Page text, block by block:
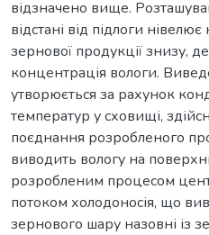
відзначено вище.
відстані від підлоги
зернової продукції знизу,
концентрація вологи.
утворюється за рахунок
температур у сховищі,
поєднання розробленого
виводить вологу на
розробленим процесом
потоком холодоносія, що
зернового шару назовні із